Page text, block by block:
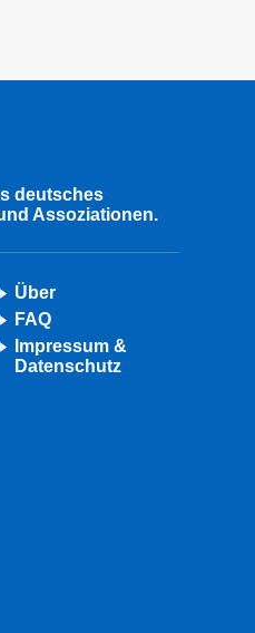
deutsches
Assoziationen.
Über
FAQ
Impressum &
Datenschutz